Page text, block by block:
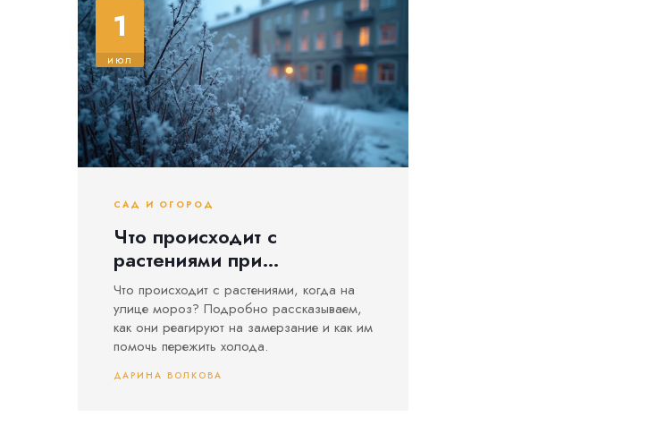
1
июл
САД И ОГОРОД
Что происходит с
растениями при
замерзании: влияние
холода на садовые и
домашние культуры
Что происходит с растениями, когда на
улице мороз? Подробно рассказываем,
как они реагируют на замерзание и как им
помочь пережить холода.
ДАРИНА ВОЛКОВА